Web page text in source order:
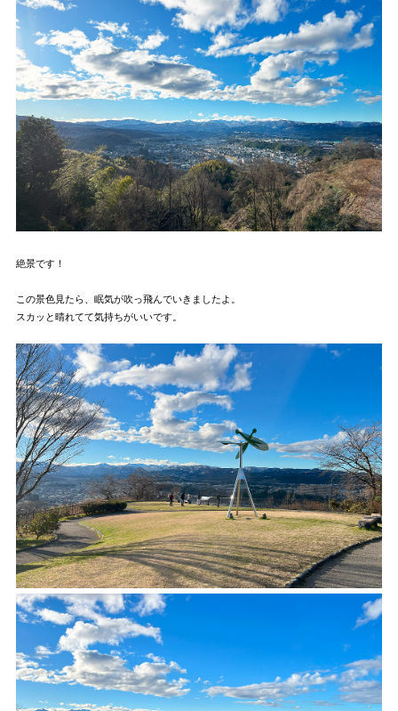
絶景です！
この景色見たら、眠気が吹っ飛んでいきましたよ。
スカッと晴れてて気持ちがいいです。